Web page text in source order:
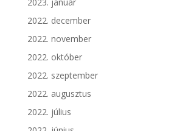
2022. december
2022. november
2022. október
2022. szeptember
2022. augusztus
2022. július